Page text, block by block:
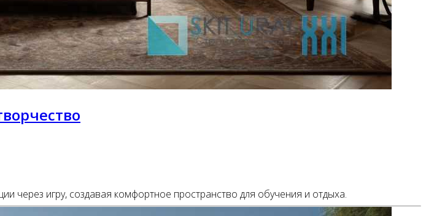
через игру, создавая комфортное пространство для обучения и отдыха.